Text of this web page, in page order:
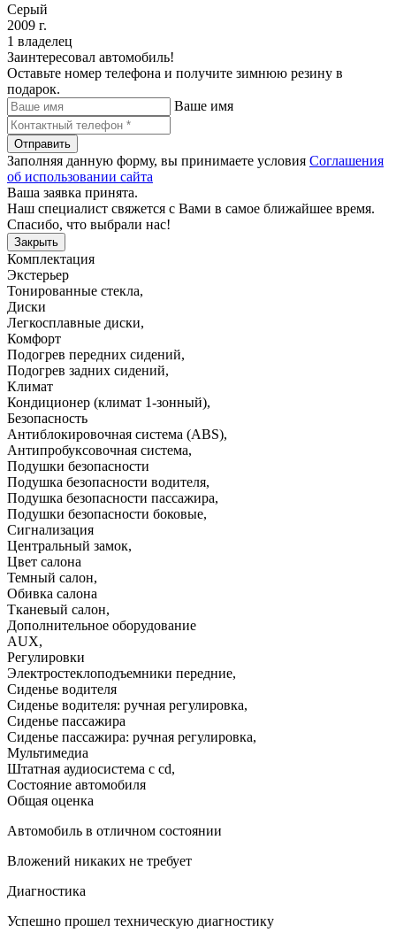
Серый
2009 г.
1 владелец
Заинтересовал автомобиль!
Оставьте номер телефона и получите зимнюю резину в
подарок.
Ваше имя
Отправить
Заполняя данную форму, вы принимаете условия Соглашения
об использовании сайта
Ваша заявка принята.
Наш специалист свяжется с Вами в самое ближайшее время.
Спасибо, что выбрали нас!
Закрыть
Комплектация
Экстерьер
Тонированные стекла,
Диски
Легкосплавные диски,
Комфорт
Подогрев передних сидений,
Подогрев задних сидений,
Климат
Кондиционер (климат 1-зонный),
Безопасность
Антиблокировочная система (ABS),
Антипробуксовочная система,
Подушки безопасности
Подушка безопасности водителя,
Подушка безопасности пассажира,
Подушки безопасности боковые,
Сигнализация
Центральный замок,
Цвет салона
Темный салон,
Обивка салона
Тканевый салон,
Дополнительное оборудование
AUX,
Регулировки
Электростеклоподъемники передние,
Сиденье водителя
Сиденье водителя: ручная регулировка,
Сиденье пассажира
Сиденье пассажира: ручная регулировка,
Мультимедиа
Штатная аудиосистема с cd,
Состояние автомобиля
Общая оценка
Автомобиль в отличном состоянии
Вложений никаких не требует
Диагностика
Успешно прошел техническую диагностику